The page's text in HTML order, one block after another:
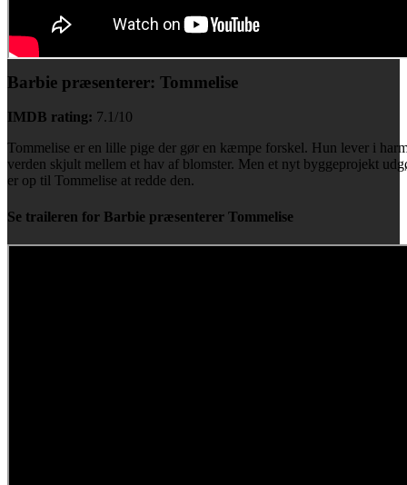
Barbie præsenterer: Tommelise
IMDB rating: 7.1/10
Tommelise er en lille pige der gør en kæmpe forskel. Hun lever i
verden skjult mellem et hav af blomster. Men et nyt byggeprojekt
er op til Tommelise at redde den.
Se traileren for Barbie præsenterer Tommelise